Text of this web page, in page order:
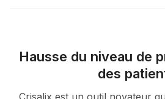
Hausse du niveau de
des
Crisalix est un outil novateur